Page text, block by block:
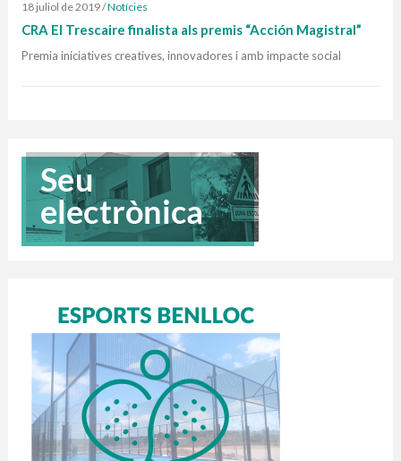
18 juliol de 2019/Notícies
CRA El Trescaire finalista als premis “Acción Magistral”
Premia iniciatives creatives, innovadores i amb impacte social